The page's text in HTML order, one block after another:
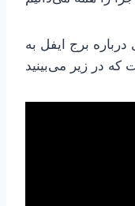
درباره برج ایفل به